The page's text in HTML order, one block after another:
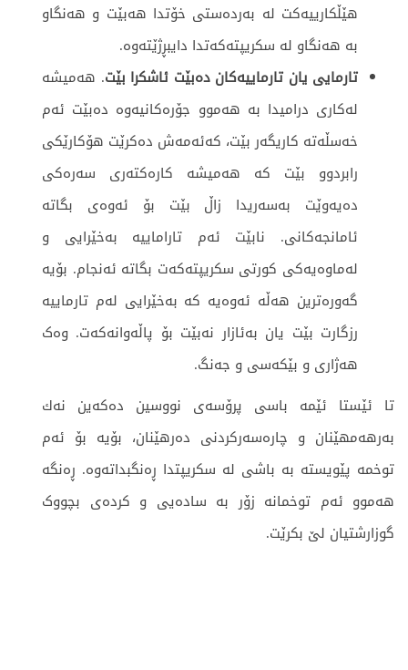
هێڵکارییەکت لە بەردەستی خۆتدا هەبێت و هەنگاو
بە هەنگاو لە سکریپتەکەتدا دایبڕژێتەوە.
تارمایی یان تارماییه‌كان ده‌بێت ئاشكرا بێت. هه‌میشه‌
له‌كاری درامیدا به‌ هه‌موو جۆره‌كانیه‌وه‌ ده‌بێت ئه‌م
خەسڵەتە‌ كاریگه‌ر بێت، كه‌ئه‌مه‌ش دەکرێت هۆكارێكی
رابردوو بێت‌ كه‌ هه‌میشه‌ كاره‌كته‌ری سه‌ره‌كی
ده‌یه‌وێت به‌سه‌ریدا زاڵ بێت بۆ ئه‌وه‌ی بگاته‌
ئامانجه‌كانی. نابێت ئه‌م تاراماییه‌ به‌خێرایی و
له‌ماوه‌یه‌كی كورتی سكریپته‌كه‌ت بگاته‌ ئه‌نجام. بۆیه‌
گه‌وره‌ترین هه‌ڵه‌ ئه‌وه‌یه‌ كه‌ به‌خێرایی له‌م تارماییه‌
رزگارت بێت یان به‌ئازار نه‌بێت بۆ پاڵه‌وانه‌كه‌ت. وەک
هەژاری و بێکەسی و جەنگ.
تا ئێستا ئێمه‌ باسی پرۆسه‌ی نووسین ده‌كه‌ین نه‌ك
به‌رهه‌مهێنان و چاره‌سه‌ركردنی ده‌رهێنان، بۆیه‌ بۆ ‌ئه‌م
توخمه‌ پێویسته‌ به‌ باشی له‌ سكریپتدا‌ ڕه‌نگبداته‌وه‌. ڕەنگە
هەموو ئەم توخمانە زۆر بە سادەیی و کردەی بچووک
گوزارشتیان لێ بکرێت.